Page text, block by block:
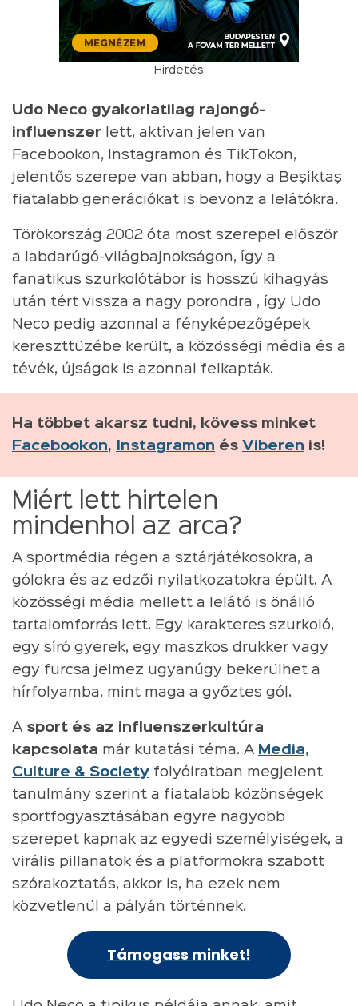
Hirdetés
Udo Neco gyakorlatilag rajongó-
influenszer lett, aktívan jelen van
Facebookon, Instagramon és TikTokon,
jelentős szerepe van abban, hogy a Beşiktaş
fiatalabb generációkat is bevonz a lelátókra.
Törökország 2002 óta most szerepel először
a labdarúgó-világbajnokságon, így a
fanatikus szurkolótábor is hosszú kihagyás
után tért vissza a nagy porondra , így Udo
Neco pedig azonnal a fényképezőgépek
kereszttüzébe került, a közösségi média és a
tévék, újságok is azonnal felkapták.
Ha többet akarsz tudni, kövess minket
Facebookon, Instagramon és Viberen is!
Miért lett hirtelen
mindenhol az arca?
A sportmédia régen a sztárjátékosokra, a
gólokra és az edzői nyilatkozatokra épült. A
közösségi média mellett a lelátó is önálló
tartalomforrás lett. Egy karakteres szurkoló,
egy síró gyerek, egy maszkos drukker vagy
egy furcsa jelmez ugyanúgy bekerülhet a
hírfolyamba, mint maga a győztes gól.
A sport és az influenszerkultúra
kapcsolata már kutatási téma. A Media,
Culture & Society folyóiratban megjelent
tanulmány szerint a fiatalabb közönségek
sportfogyasztásában egyre nagyobb
szerepet kapnak az egyedi személyiségek, a
virális pillanatok és a platformokra szabott
szórakoztatás, akkor is, ha ezek nem
közvetlenül a pályán történnek.
Támogass minket!